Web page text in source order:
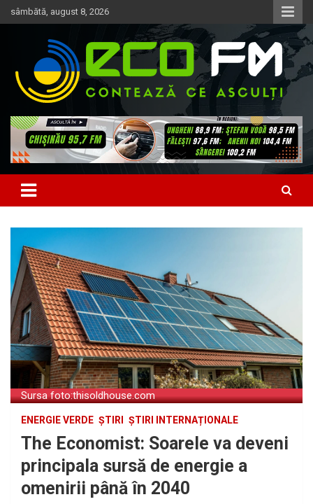
Skip
to
sâmbătă, august 8, 2026
EcoFM
Sursa foto:thisoldhouse.com
ENERGIE VERDE ȘTIRI ȘTIRI INTERNAȚIONALE
The Economist: Soarele va deveni
principala sursă de energie a
omenirii până în 2040